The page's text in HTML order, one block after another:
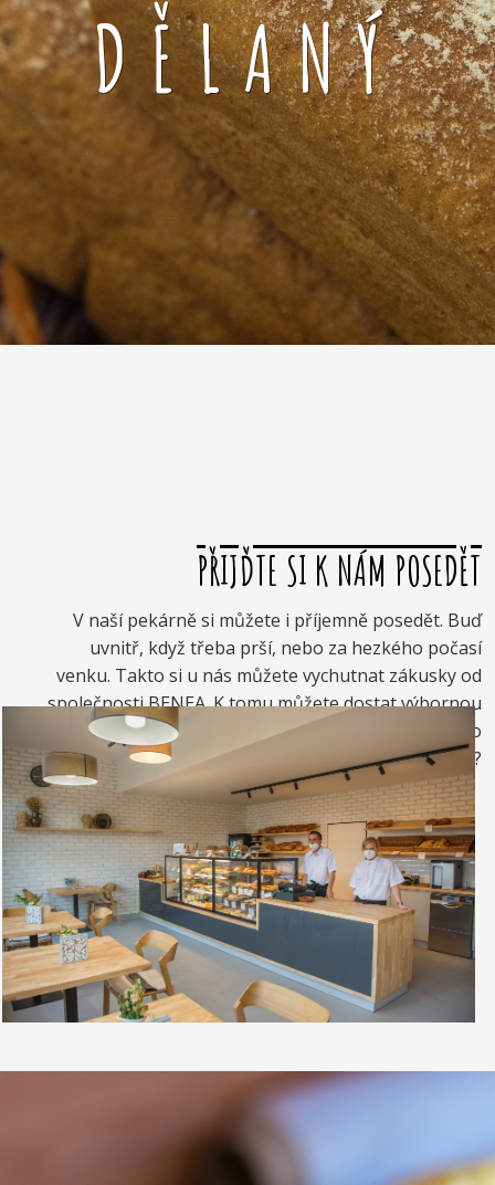
DĚLANÝ
PŘIJĎTE SI K NÁM POSEDĚT
V naší pekárně si můžete i příjemně posedět. Buď
uvnitř, když třeba prší, nebo za hezkého počasí
venku. Takto si u nás můžete vychutnat zákusky od
společnosti BENEA. K tomu můžete dostat výbornou
kávou. Nebo si raději dáte zrmzlinový pohár nebo
vynikající točenou zmrzlinu?